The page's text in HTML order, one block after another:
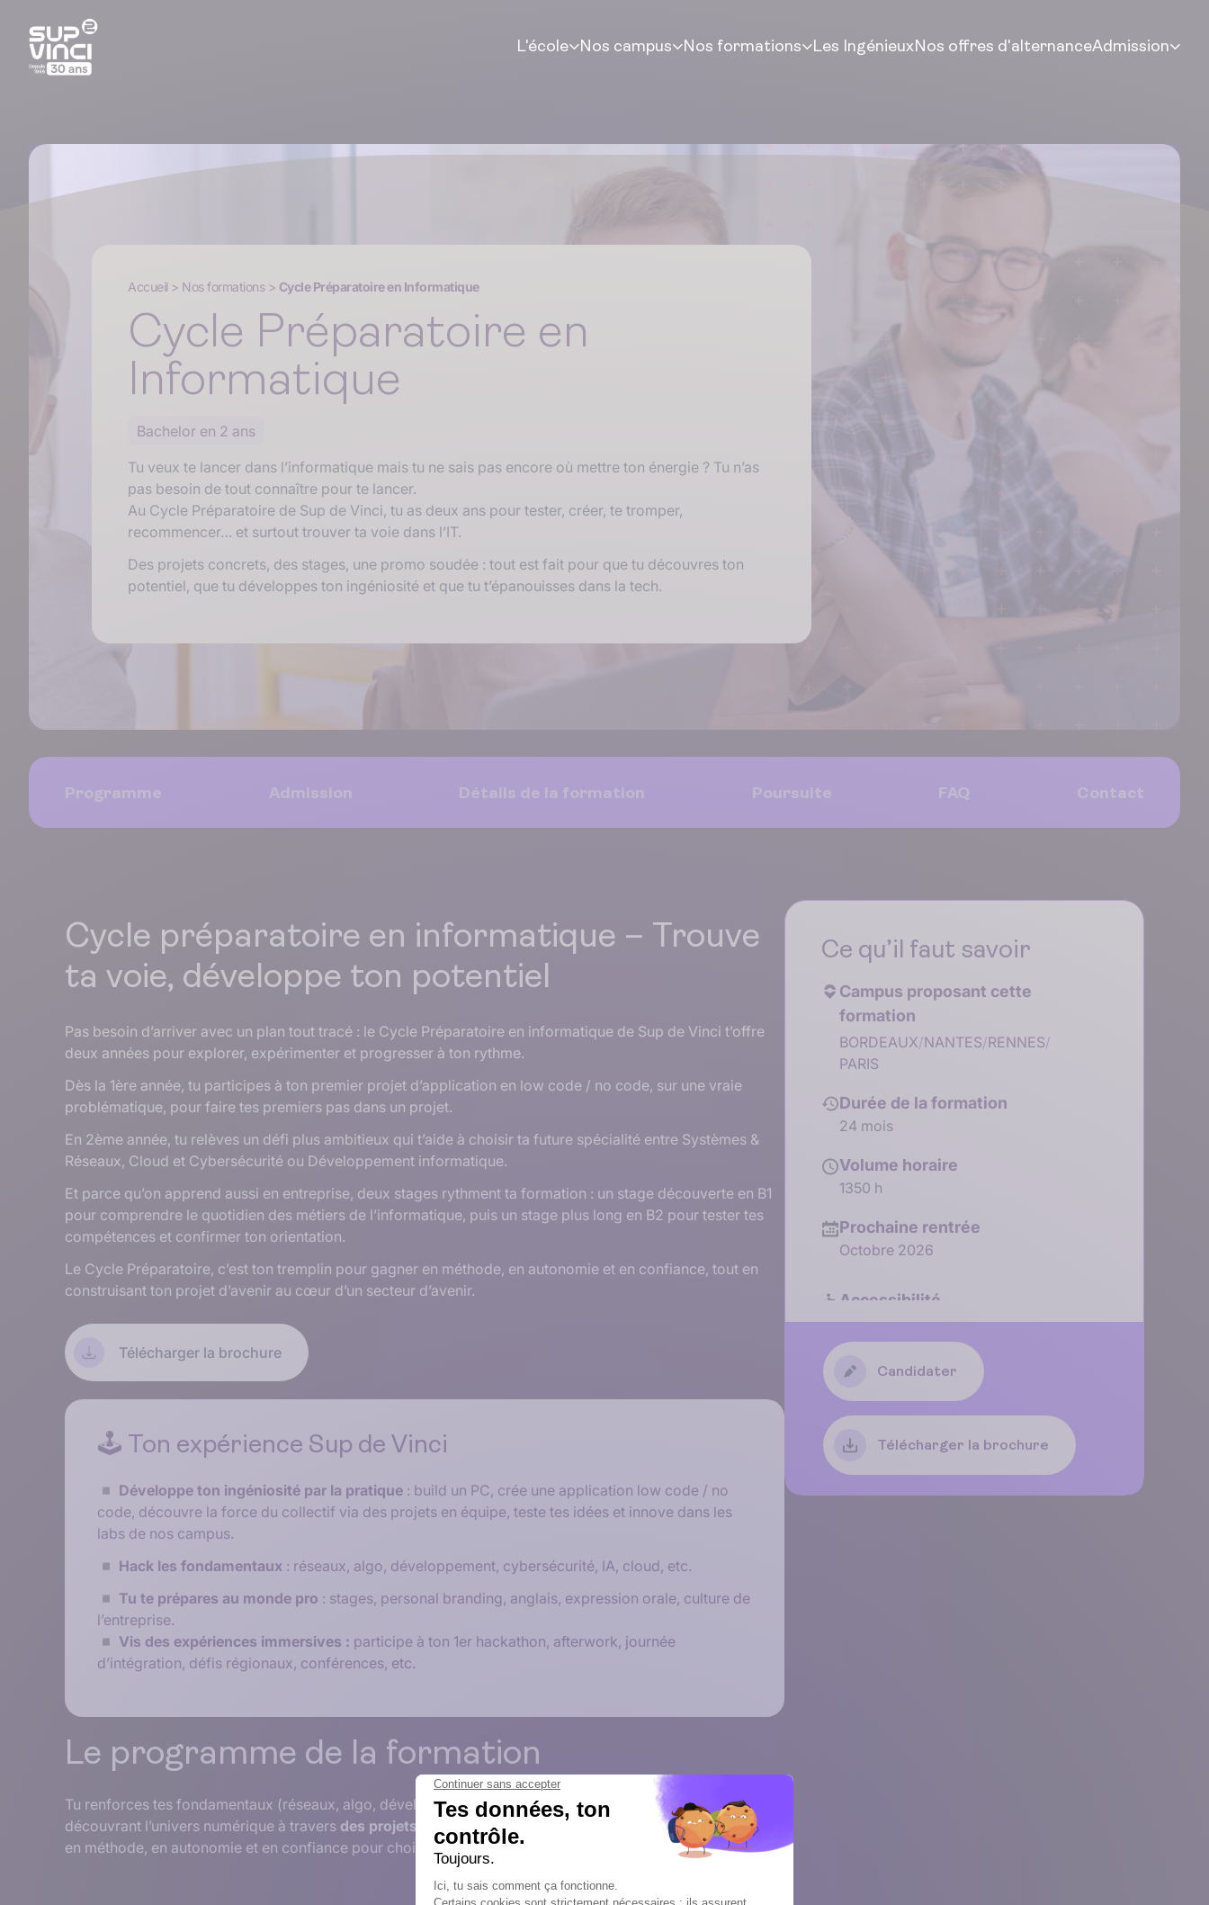
L'école Nos campus Nos formations Les IngénieuxNos offres d'alternanceAdmission
Accueil > Nos formations> Cycle Préparatoire en Informatique
Cycle Préparatoire en
Informatique
Bachelor en 2 ans
Tu veux te lancer dans l’informatique mais tu ne sais pas encore où mettre ton énergie ? Tu n’as
pas besoin de tout connaître pour te lancer.
Au Cycle Préparatoire de Sup de Vinci, tu as deux ans pour tester, créer, te tromper,
recommencer… et surtout trouver ta voie dans l’IT.
Des projets concrets, des stages, une promo soudée : tout est fait pour que tu découvres ton
potentiel, que tu développes ton ingéniosité et que tu t’épanouisses dans la tech.
Programme Admission Détails de la formation Poursuite FAQ Contact
Cycle préparatoire en informatique – Trouve
ta voie, développe ton potentiel
Pas besoin d’arriver avec un plan tout tracé : le Cycle Préparatoire en informatique de Sup de Vinci t’offre
deux années pour explorer, expérimenter et progresser à ton rythme.
Dès la 1ère année, tu participes à ton premier projet d’application en low code / no code, sur une vraie
problématique, pour faire tes premiers pas dans un projet.
En 2ème année, tu relèves un défi plus ambitieux qui t’aide à choisir ta future spécialité entre Systèmes &
Réseaux, Cloud et Cybersécurité ou Développement informatique.
Et parce qu’on apprend aussi en entreprise, deux stages rythment ta formation : un stage découverte en B1
pour comprendre le quotidien des métiers de l’informatique, puis un stage plus long en B2 pour tester tes
compétences et confirmer ton orientation.
Le Cycle Préparatoire, c’est ton tremplin pour gagner en méthode, en autonomie et en confiance, tout en
construisant ton projet d’avenir au cœur d’un secteur d’avenir.
Télécharger la brochure
🕹️ Ton expérience Sup de Vinci
◾ Développe ton ingéniosité par la pratique : build un PC, crée une application low code / no
code, découvre la force du collectif via des projets en équipe, teste tes idées et innove dans les
labs de nos campus.
◾ Hack les fondamentaux : réseaux, algo, développement, cybersécurité, IA, cloud, etc.
◾ Tu te prépares au monde pro : stages, personal branding, anglais, expression orale, culture de
l’entreprise.
◾ Vis des expériences immersives : participe à ton 1er hackathon, afterwork, journée
d’intégration, défis régionaux, conférences, etc.
Le programme de la formation
Tu renforces tes fondamentaux (réseaux, algo, développement, cybersécurité, IA, cloud, etc.) tout en
découvrant l’univers numérique à travers des projets concrets et un enseignement technique. Tu gagnes
en méthode, en autonomie et en confiance pour choisir ta future spécialisation.
Ce qu’il faut savoir
Campus proposant cette
formation
BORDEAUX/NANTES/RENNES/
PARIS
Durée de la formation
24 mois
Volume horaire
1350 h
Prochaine rentrée
Octobre 2026
Accessibilité
Accessible aux personnes en
situation de handicap
Candidater
Télécharger la brochure